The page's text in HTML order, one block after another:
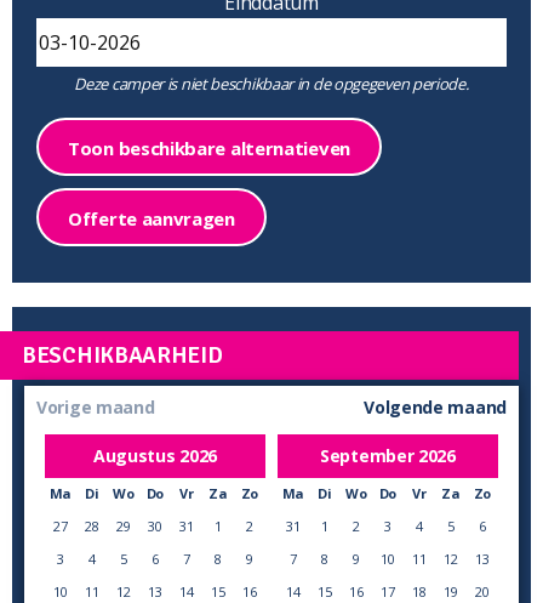
Deze camper is niet beschikbaar in de opgegeven periode.
Toon beschikbare alternatieven
Offerte aanvragen
BESCHIKBAARHEID
Vorige maand
Augustus 2026
Ma Di Wo Do Vr Za
Zo
27
28 29 30 31 1
2
3
4 5 6 7 8
9
10
11 12 13 14 15
16
Volgende maand
September 2026
Ma Di Wo Do Vr Za
Zo
31
1 2 3 4 5
6
7
8 9 10 11 12
13
14
15 16 17 18 19
20